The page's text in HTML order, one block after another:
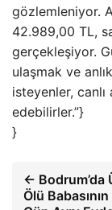
gözlemleniyor.
42.989,00 TL,
gerçekleşiyor.
ulaşmak ve
isteyenler, canlı
edebilirler.”}
}
← Bodrum’da
Ölü